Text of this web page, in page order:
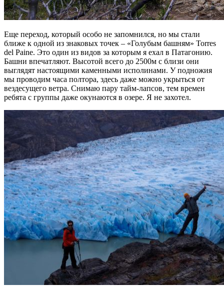
Еще переход, который особо не запомнился, но мы стали
ближе к одной из знаковых точек – «Голубым башням» Torres
del Paine. Это один из видов за которым я ехал в Патагонию.
Башни впечатляют. Высотой всего до 2500м с близи они
выглядят настоящими каменными исполинами. У подножия
мы проводим часа полтора, здесь даже можно укрыться от
вездесущего ветра. Снимаю пару тайм-лапсов, тем времен
ребята с группы даже окунаются в озере. Я не захотел.